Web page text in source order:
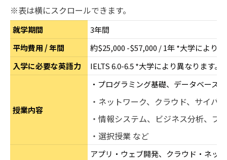
※表は横にスクロールできます。
就学期間
3年間
平均費用 / 年間
約$25,000 -$57,000 / 1年 *大学により
入学に必要な英語力
IELTS 6.0-6.5 *大学により異なります。
授業内容
・プログラミング基礎、データベース
・ネットワーク、クラウド、サイバ
・情報システム、ビジネス分析、プ
・選択授業 など
アプリ・ウェブ開発、クラウド・ネッ